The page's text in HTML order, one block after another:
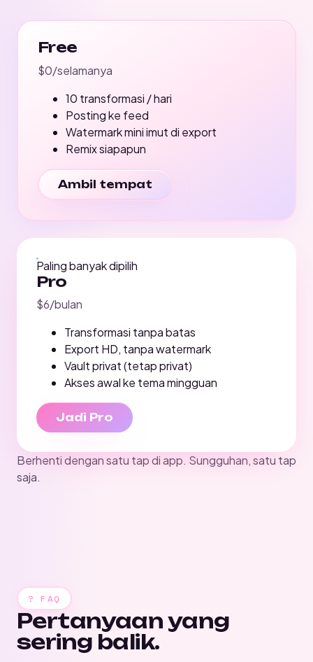
Free
$0/selamanya
10 transformasi / hari
Posting ke feed
Watermark mini imut di export
Remix siapapun
Ambil tempat
Paling banyak dipilih
Pro
$6/bulan
Transformasi tanpa batas
Export HD, tanpa watermark
Vault privat (tetap privat)
Akses awal ke tema mingguan
Jadi Pro
Berhenti dengan satu tap di app. Sungguhan, satu tap
saja.
? FAQ
Pertanyaan yang
sering balik.